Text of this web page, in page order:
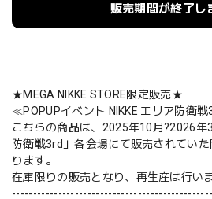
販売期間が終了し
★MEGA NIKKE STORE限定販売★
≪POPUPイベント NIKKE エリア防衛
こちらの商品は、2025年10月?2026年
防衛戦3rd」各会場にて販売されてい
ります。
在庫限りの販売となり、再生産は行い